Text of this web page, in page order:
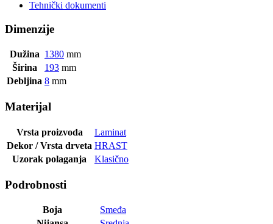
Tehnički dokumenti
Dimenzije
Dužina 1380 mm
Širina
193 mm
Debljina 8 mm
Materijal
Vrsta proizvoda
Laminat
Dekor / Vrsta drveta HRAST
Uzorak polaganja
Klasično
Podrobnosti
Boja
Smeđa